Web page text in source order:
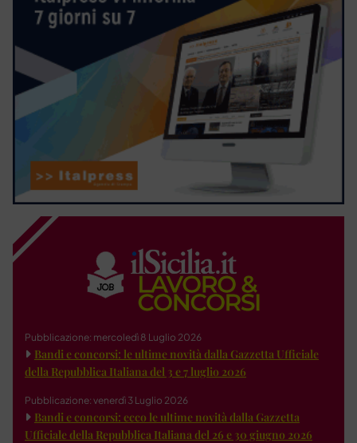
Pubblicazione: mercoledì 8 Luglio 2026
Bandi e concorsi: le ultime novità dalla Gazzetta Ufficiale
della Repubblica Italiana del 3 e 7 luglio 2026
Pubblicazione: venerdì 3 Luglio 2026
Bandi e concorsi: ecco le ultime novità dalla Gazzetta
Ufficiale della Repubblica Italiana del 26 e 30 giugno 2026